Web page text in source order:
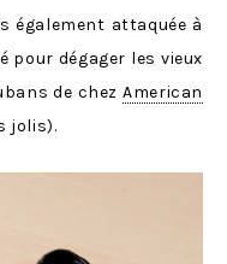
également attaquée à
pour dégager les vieux
de chezAmerican
jolis).